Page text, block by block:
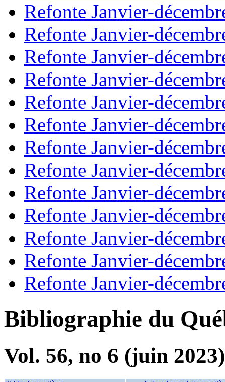
Refonte Janvier-
Refonte Janvier-
Refonte Janvier-
Refonte Janvier-
Refonte Janvier-
Refonte Janvier-
Refonte Janvier-
Refonte Janvier-
Refonte Janvier-
Refonte Janvier-
Refonte Janvier-
Refonte Janvier-
Refonte Janvier-
Bibliographie du
Vol. 56, no 6 (juin 2023)